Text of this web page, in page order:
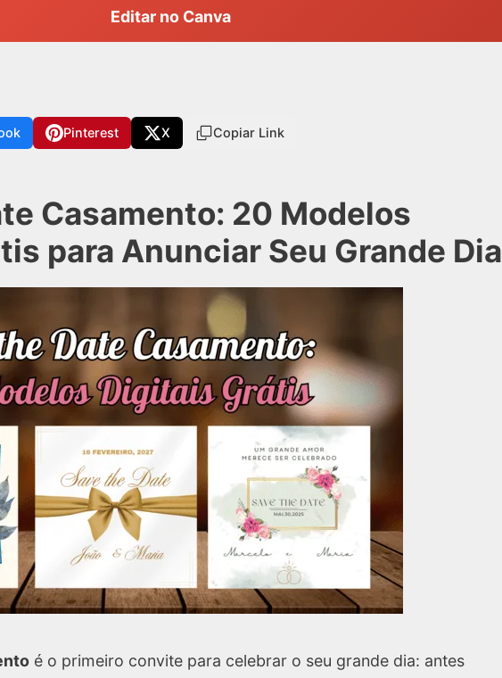
Editar no Canva
Pinterest X Copiar Link
Casamento: 20 Modelos
para Anunciar Seu Grande
é o primeiro convite para celebrar o seu grande dia: antes